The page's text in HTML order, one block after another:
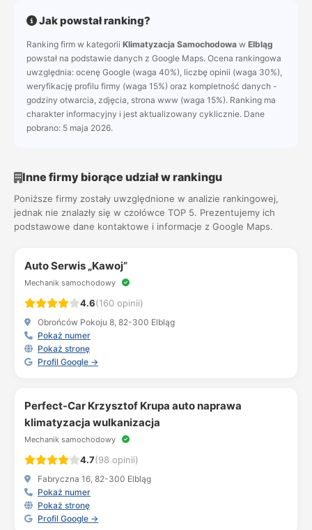
Jak powstał ranking?
Ranking firm w kategorii Klimatyzacja Samochodowa w Elbląg
powstał na podstawie danych z Google Maps. Ocena rankingowa
uwzględnia: ocenę Google (waga 40%), liczbę opinii (waga 30%),
weryfikację profilu firmy (waga 15%) oraz kompletność danych -
godziny otwarcia, zdjęcia, strona www (waga 15%). Ranking ma
charakter informacyjny i jest aktualizowany cyklicznie. Dane
pobrano: 5 maja 2026.
Inne firmy biorące udział w rankingu
Poniższe firmy zostały uwzględnione w analizie rankingowej,
jednak nie znalazły się w czołówce TOP 5. Prezentujemy ich
podstawowe dane kontaktowe i informacje z Google Maps.
Auto Serwis „Kawoj”
Mechanik samochodowy
4.6(160 opinii)
Obrońców Pokoju 8, 82-300 Elbląg
Pokaż numer
Pokaż stronę
Profil Google →
Perfect-Car Krzysztof Krupa auto naprawa
klimatyzacja wulkanizacja
Mechanik samochodowy
4.7(98 opinii)
Fabryczna 16, 82-300 Elbląg
Pokaż numer
Pokaż stronę
Profil Google →